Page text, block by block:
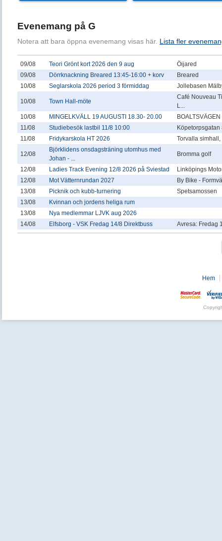
Evenemang på G
Notera att bara öppna evenemang visas här. Lista fler
09/08 Teori Grönt kort 2026 den 9 aug
Öijared
09/08
Dörrknackning Breared 13:45-16:00 + korv
Breared
10/08
Seglarskola 2026 period 3 förmiddag Jollebasen
10/08 Town Hall-möte
Café Nouveau
L...
10/08
MINGELKVÄLL 19 AUGUSTI 18.30- 20.00
11/08
Studiebesök lastbil 11/8 10:00
Köpetorpsgatan
11/08
Fridykarskola HT 2026 Torvalla
12/08
Björklidens onsdagsträning utomhus med
Johan - ...
Bromma golf
12/08 Ladies Track Evening 12/8 2026 på Sviestad
Linköpings
12/08
Mot Vätternrundan 2027
By Bike -
13/08
Picknik och kubb-turnering
Spetsamossen
13/08
Kvinnan och jordens heliga rum
13/08
Nya medlemmar LJVK aug 2026
14/08
Elfsborg - VSK Fredag 14/8 Direktbuss Avresa: Fredag
Hem